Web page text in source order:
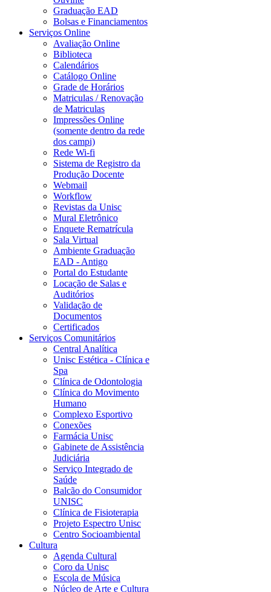
Graduação EAD
Bolsas e Financiamentos
Serviços Online
Avaliação Online
Biblioteca
Calendários
Catálogo Online
Grade de Horários
Matriculas / Renovação
de Matriculas
Impressões Online
(somente dentro da rede
dos campi)
Rede Wi-fi
Sistema de Registro da
Produção Docente
Webmail
Workflow
Revistas da Unisc
Mural Eletrônico
Enquete Rematrícula
Sala Virtual
Ambiente Graduação
EAD - Antigo
Portal do Estudante
Locação de Salas e
Auditórios
Validação de
Documentos
Certificados
Serviços Comunitários
Central Analítica
Unisc Estética - Clínica e
Spa
Clínica de Odontologia
Clínica do Movimento
Humano
Complexo Esportivo
Conexões
Farmácia Unisc
Gabinete de Assistência
Judiciária
Serviço Integrado de
Saúde
Balcão do Consumidor
UNISC
Clínica de Fisioterapia
Projeto Espectro Unisc
Centro Socioambiental
Cultura
Agenda Cultural
Coro da Unisc
Escola de Música
Núcleo de Arte e Cultura